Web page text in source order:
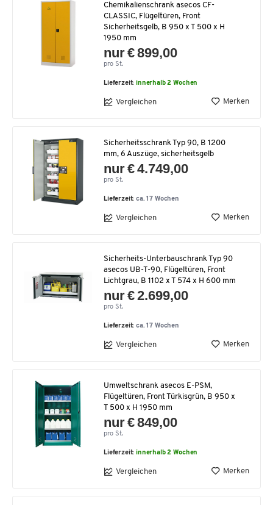
Chemikalienschrank asecos CF-
CLASSIC, Flügeltüren, Front
Sicherheitsgelb, B 950 x T 500 x H
1950 mm
nur € 899,00
pro St.
Lieferzeit:innerhalb 2 Wochen
Vergleichen Merken
Sicherheitsschrank Typ 90, B 1200
mm, 6 Auszüge, sicherheitsgelb
nur € 4.749,00
pro St.
Lieferzeit:ca. 17 Wochen
Vergleichen Merken
Sicherheits-Unterbauschrank Typ 90
asecos UB-T-90, Flügeltüren, Front
Lichtgrau, B 1102 x T 574 x H 600 mm
nur € 2.699,00
pro St.
Lieferzeit:ca. 17 Wochen
Vergleichen Merken
Umweltschrank asecos E-PSM,
Flügeltüren, Front Türkisgrün, B 950 x
T 500 x H 1950 mm
nur € 849,00
pro St.
Lieferzeit:innerhalb 2 Wochen
Vergleichen Merken